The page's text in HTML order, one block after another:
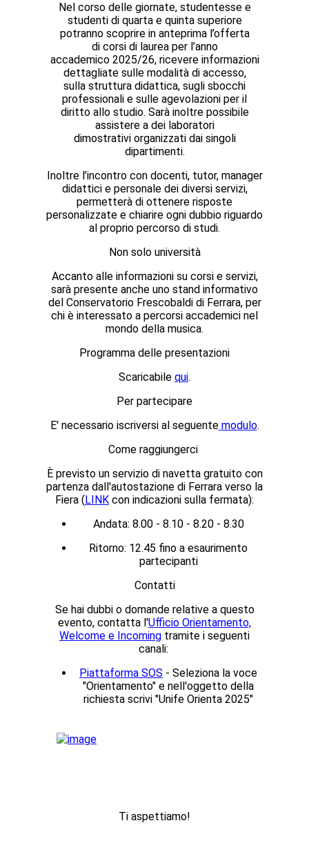
Nel corso delle giornate, studentesse e
studenti di quarta e quinta superiore
potranno scoprire in anteprima l’offerta
di corsi di laureaper l’anno
accademico 2025/26, ricevere informazioni
dettagliate sulle modalità di accesso,
sulla struttura didattica, sugli sbocchi
professionali e sulle agevolazioni per il
diritto allo studio. Sarà inoltre possibile
assistere a dei laboratori
dimostrativiorganizzati dai singoli
dipartimenti.
Inoltre l’incontro con docenti, tutor, manager
didatticie personale dei diversi servizi,
permetterà di ottenere risposte
personalizzate e chiarire ogni dubbio riguardo
al proprio percorso di studi.
Non solo università
Accanto alle informazioni su corsi e servizi,
sarà presente anche uno stand informativo
del Conservatorio Frescobaldi di Ferrara, per
chi è interessato a percorsi accademici nel
mondo della musica.
Programma delle presentazioni
Scaricabile qui.
Per partecipare
E'necessario iscriversi al seguente modulo.
Come raggiungerci
È previsto un servizio di navetta gratuito con
partenza dall'autostazione di Ferrara verso la
Fiera (LINK con indicazioni sulla fermata):
Andata: 8.00 - 8.10 - 8.20 - 8.30
Ritorno: 12.45 fino a esaurimento
partecipanti
Contatti
Se hai dubbi o domande relative a questo
evento, contatta l'Ufficio Orientamento,
Welcome e Incoming tramite i seguenti
canali:
Piattaforma SOS - Seleziona la voce
"Orientamento" e nell'oggetto della
richiesta scrivi "Unife Orienta 2025"
Ti aspettiamo!